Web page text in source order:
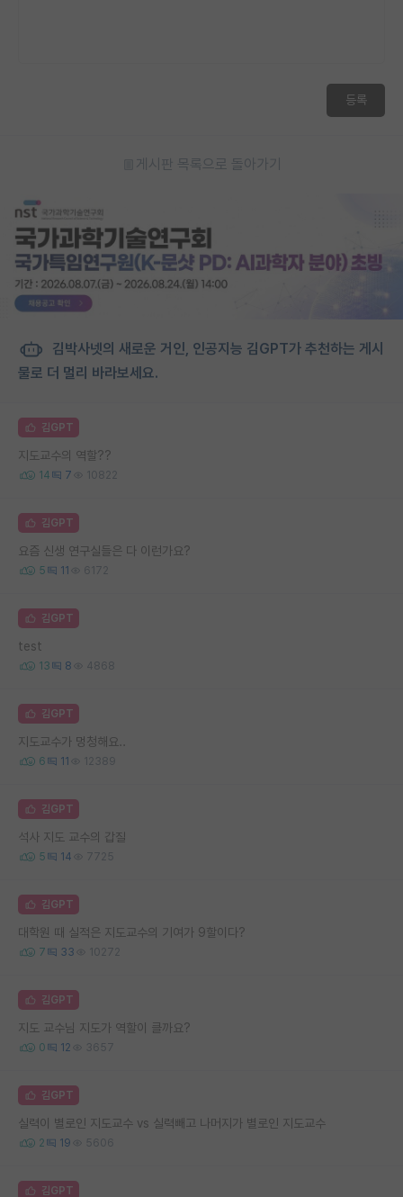
등록
게시판 목록으로 돌아가기
김박사넷의 새로운 거인, 인공지능 김GPT가 추천하는 게시
물로 더 멀리 바라보세요.
김GPT
지도교수의 역할??
14 7 10822
김GPT
요즘 신생 연구실들은 다 이런가요?
5 11 6172
김GPT
test
13 8 4868
김GPT
지도교수가 멍청해요..
6 11 12389
김GPT
석사 지도 교수의 갑질
5 14 7725
김GPT
대학원 때 실적은 지도교수의 기여가 9할이다?
7 33 10272
김GPT
지도 교수님 지도가 역할이 클까요?
0 12 3657
김GPT
실력이 별로인 지도교수 vs 실력빼고 나머지가 별로인 지도교수
2 19 5606
김GPT